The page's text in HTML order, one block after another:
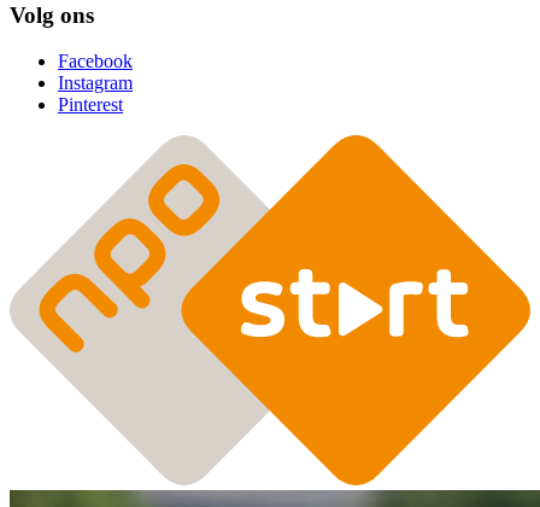
Volg ons
Facebook
Instagram
Pinterest